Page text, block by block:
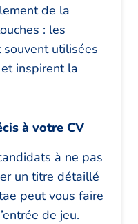
de la
: les
utilisées
inspirent la
à votre CV
à ne pas
un titre détaillé
peut vous faire
de jeu.